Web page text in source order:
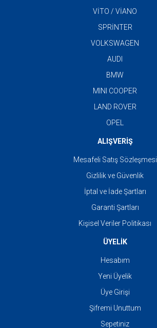
VİTO / VİANO
SPRİNTER
VOLKSWAGEN
AUDI
BMW
MINI COOPER
LAND ROVER
OPEL
ALIŞVERİŞ
Mesafeli Satış Sözleşmesi
Gizlilik ve Güvenlik
İptal ve İade Şartları
Garanti Şartları
Kişisel Veriler Politikası
ÜYELİK
Hesabım
Yeni Üyelik
Üye Girişi
Şifremi Unuttum
Sepetiniz